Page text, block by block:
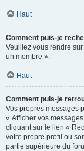
Haut
Comment puis-je
Veuillez vous rendre
un membre ».
Haut
Comment puis-je
Vos propres messages
« Afficher vos
cliquant sur le lien «
votre propre profil ou
partie supérieure du